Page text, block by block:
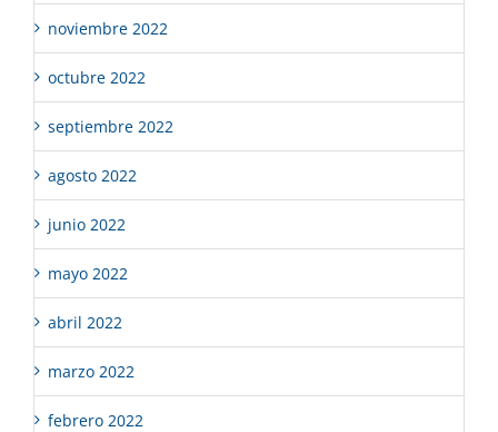
noviembre 2022
octubre 2022
septiembre 2022
agosto 2022
junio 2022
mayo 2022
abril 2022
marzo 2022
febrero 2022